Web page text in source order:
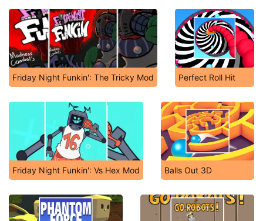
Friday Night Funkin': The Tricky Mod Perfect Roll Hit
Friday Night Funkin': Vs Hex Mod Balls Out 3D